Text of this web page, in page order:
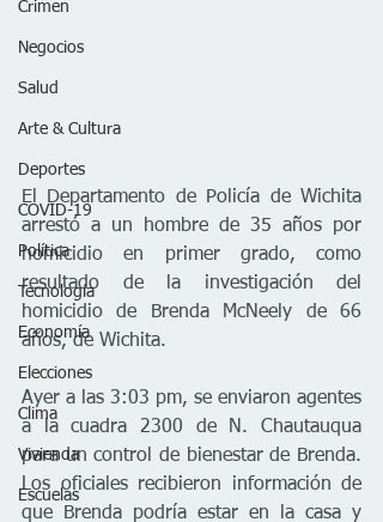
Crimen
Negocios
Salud
Arte & Cultura
Deportes
COVID-19
Política
Tecnología
Economía
Elecciones
Clima
Vivienda
Escuelas
El Departamento de Policía de Wichita
arrestó a un hombre de 35 años por
homicidio en primer grado, como
resultado de la investigación del
homicidio de Brenda McNeely de 66
años, de Wichita.
Ayer a las 3:03 pm, se enviaron agentes
a la cuadra 2300 de N. Chautauqua
para un control de bienestar de Brenda.
Los oficiales recibieron información de
que Brenda podría estar en la casa y